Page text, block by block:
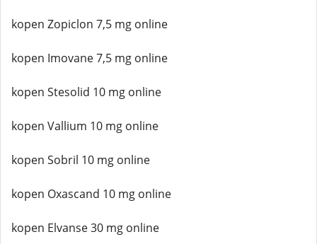
kopen Zopiclon 7,5 mg online
kopen Imovane 7,5 mg online
kopen Stesolid 10 mg online
kopen Vallium 10 mg online
kopen Sobril 10 mg online
kopen Oxascand 10 mg online
kopen Elvanse 30 mg online